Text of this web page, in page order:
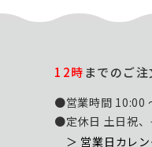
12時までのご
●営業時間 10:00
●定休日 土日祝、
＞ 営業日カレ